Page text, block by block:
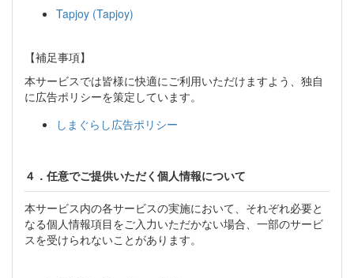
Tapjoy (Tapjoy)
【補足事項】
本サービスでは皆様に快適にご利用いただけますよう、独自
に広告ポリシーを策定しています。
しまぐらし広告ポリシー
４．任意でご提供いただく個人情報について
本サービス内の各サービスの実施において、それぞれ必要と
なる個人情報項目をご入力いただかない場合、一部のサービ
スを受けられないことがあります。